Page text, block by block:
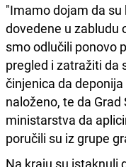
"Imamo dojam da
dovedene u zabludu
smo odlučili ponovo
pregled i zatražiti da
činjenica da
naloženo, te da
ministarstva da
poručili su iz grupe
Na kraju su istaknuli